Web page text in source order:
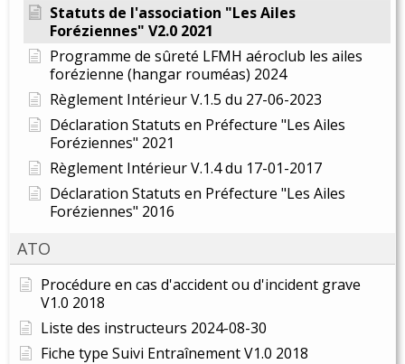
Statuts de l'association "Les Ailes
Foréziennes" V2.0 2021
Programme de sûreté LFMH aéroclub les ailes
forézienne (hangar rouméas) 2024
Règlement Intérieur V.1.5 du 27-06-2023
Déclaration Statuts en Préfecture "Les Ailes
Foréziennes" 2021
Règlement Intérieur V.1.4 du 17-01-2017
Déclaration Statuts en Préfecture "Les Ailes
Foréziennes" 2016
ATO
Procédure en cas d'accident ou d'incident grave
V1.0 2018
Liste des instructeurs 2024-08-30
Fiche type Suivi Entraînement V1.0 2018